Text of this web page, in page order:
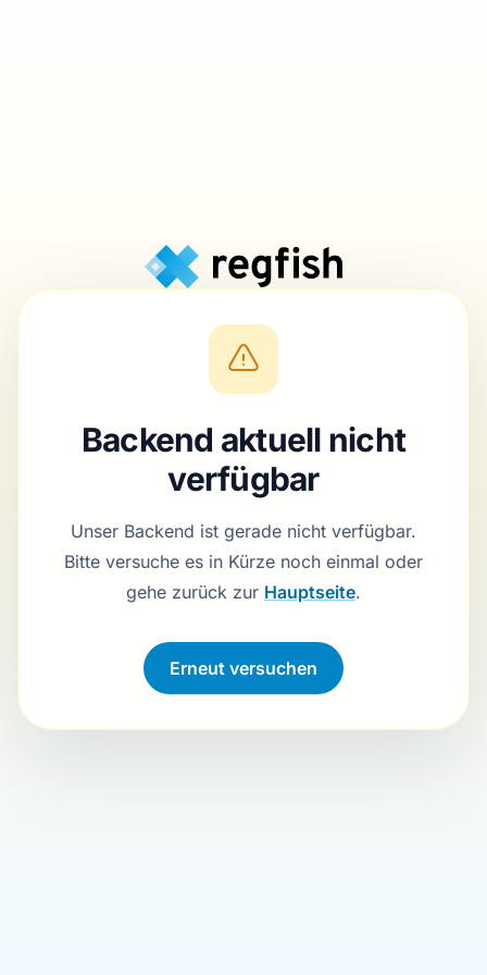
Backend aktuell nicht
verfügbar
Unser Backend ist gerade nicht verfügbar.
Bitte versuche es in Kürze noch einmal oder
gehe zurück zur Hauptseite.
Erneut versuchen